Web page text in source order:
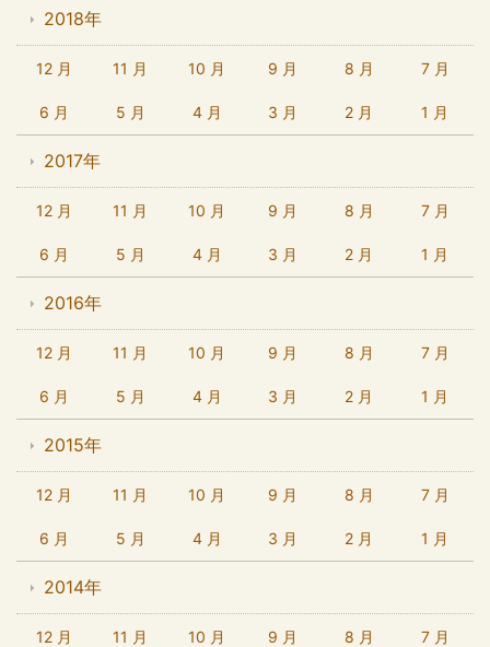
2018年
12 月 11 月 10 月 9 月 8 月 7 月
6 月 5 月 4 月 3 月 2 月 1 月
2017年
12 月 11 月 10 月 9 月 8 月 7 月
6 月 5 月 4 月 3 月 2 月 1 月
2016年
12 月 11 月 10 月 9 月 8 月 7 月
6 月 5 月 4 月 3 月 2 月 1 月
2015年
12 月 11 月 10 月 9 月 8 月 7 月
6 月 5 月 4 月 3 月 2 月 1 月
2014年
12 月 11 月 10 月 9 月 8 月 7 月